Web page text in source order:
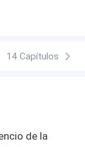
reglas y
en el
enfrentarse no
emociones,
y
14 Capítulos
de la